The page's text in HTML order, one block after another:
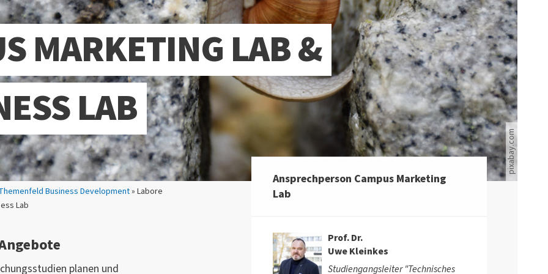
Business Development» Labore
Lab
Eine Schnecke kriecht über eine Steinspalte.
pixabay.com
MARKETING LAB &
LAB
planen und
Ansprechperson Campus Marketing
Lab
Prof. Dr.
Uwe Kleinkes
Studiengangsleiter "Technisches